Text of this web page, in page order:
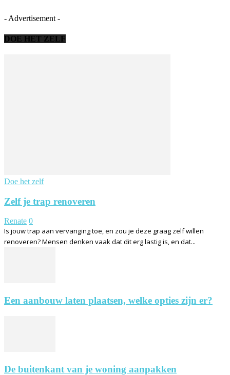
- Advertisement -
DOE HET ZELF
Doe het zelf
Zelf je trap renoveren
Renate 0
Is jouw trap aan vervanging toe, en zou je deze graag zelf willen
renoveren? Mensen denken vaak dat dit erg lastig is, en dat...
Een aanbouw laten plaatsen, welke opties zijn er?
De buitenkant van je woning aanpakken